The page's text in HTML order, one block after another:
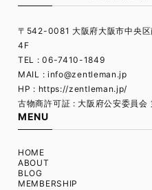
〒542-0081 大阪府大阪市中央
4F
TEL : 06-7410-1849
MAIL : info@zentleman.jp
HP : https://zentleman.jp/
古物商許可証 : 大阪府公安委員
MENU
HOME
ABOUT
BLOG
MEMBERSHIP